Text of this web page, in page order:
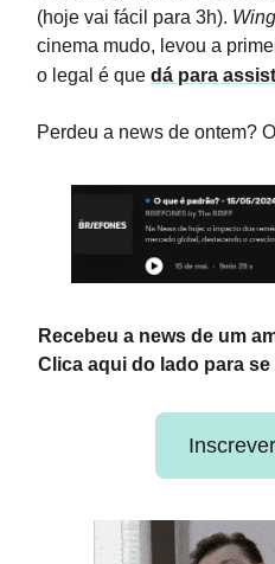
(hoje vai fácil para 3h).
cinema mudo, levou a
o legal é que dá para
Perdeu a news de ontem?
Recebeu a news de um
Clica aqui do lado para